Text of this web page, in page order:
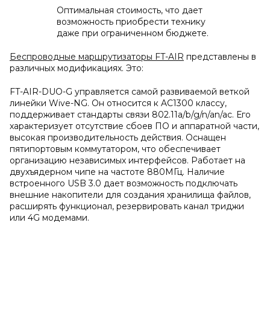
Оптимальная стоимость, что дает
возможность приобрести технику
даже при ограниченном бюджете.
Беспроводные маршрутизаторы FT-AIR представлены в
различных модификациях. Это:
FT-AIR-DUO-G управляется самой развиваемой веткой
линейки Wive-NG. Он относится к AC1300 классу,
поддерживает стандарты связи 802.11a/b/g/n/an/ac. Его
характеризует отсутствие сбоев ПО и аппаратной части,
высокая производительность действия. Оснащен
пятипортовым коммутатором, что обеспечивает
организацию независимых интерфейсов. Работает на
двухъядерном чипе на частоте 880МГц. Наличие
встроенного USB 3.0 дает возможность подключать
внешние накопители для создания хранилища файлов,
расширять функционал, резервировать канал триджи
или 4G модемами.